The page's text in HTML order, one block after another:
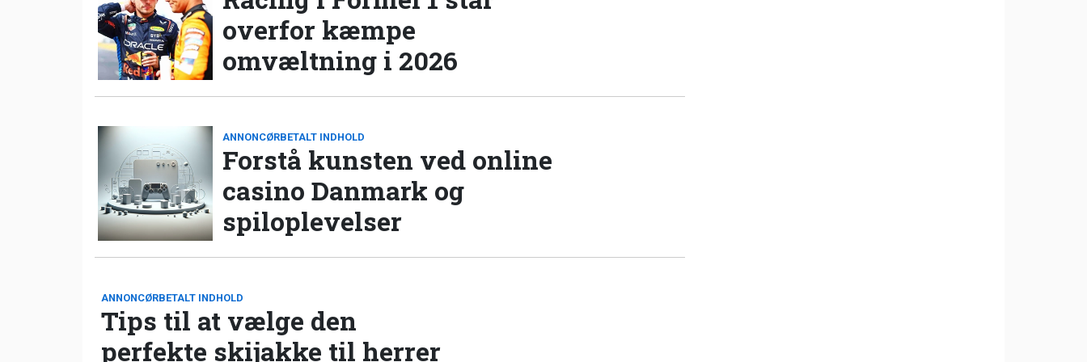
overfor kæmpe
omvæltning i 2026
ANNONCØRBETALT INDHOLD
Forstå kunsten ved online
casino Danmark og
spiloplevelser
ANNONCØRBETALT INDHOLD
Tips til at vælge den
perfekte skijakke til herrer